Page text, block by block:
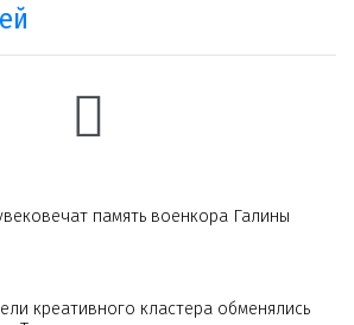
память военкора Галины
креативного кластера обменялись